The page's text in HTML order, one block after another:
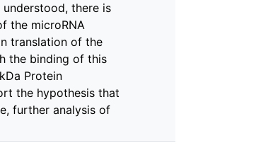
there is
the microRNA
translation of the
the binding of this
Protein
the hypothesis that
further analysis of